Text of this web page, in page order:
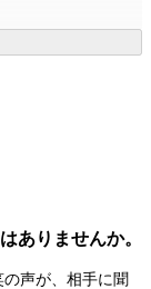
ありませんか。
声が、相手に聞